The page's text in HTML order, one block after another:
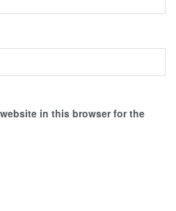
in this browser for the